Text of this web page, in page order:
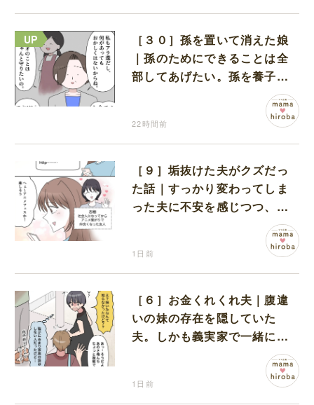
［３０］孫を置いて消えた娘
｜孫のためにできることは全
部してあげたい。孫を養子に
22時間前
［９］垢抜けた夫がクズだっ
た話｜すっかり変わってしま
った夫に不安を感じつつ、友
人から誘われたアニメフェス
1日前
［６］お金くれくれ夫｜腹違
いの妹の存在を隠していた
夫。しかも義実家で一緒に暮
らすことになり困惑する妻
1日前